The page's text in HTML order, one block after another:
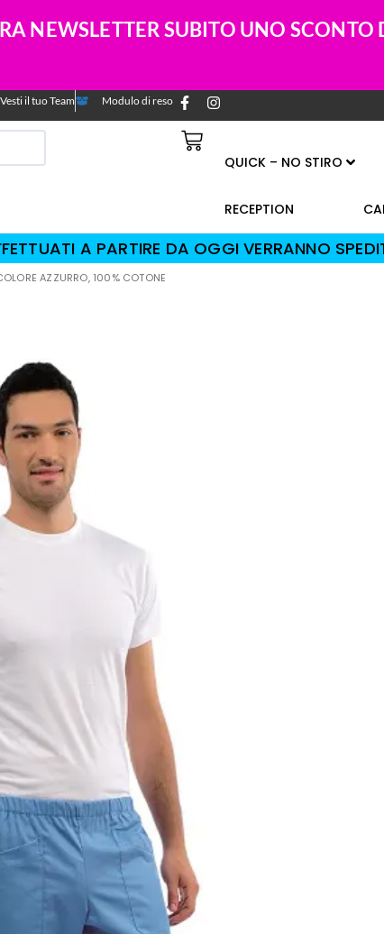
NEWSLETTER SUBITO UNO SCONTO
Vesti il tuo Team Modulo di reso
QUICK – NO STIRO
RECEPTION
A PARTIRE DA OGGI VERRANNO
AZZURRO, 100% COTONE